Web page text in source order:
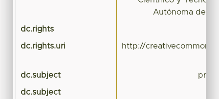
Autónoma del
dc.rights
dc.rights.uri http://
dc.subject
dc.subject